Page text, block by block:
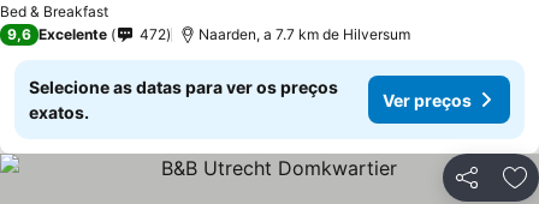
Bed & Breakfast
9,6 Excelente 472 Naarden, a 7.7 km de Hilversum
Selecione as datas para ver os preços
exatos.
Ver preços
Partilhar